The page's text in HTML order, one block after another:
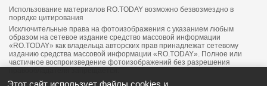
Использование материалов RO.TODAY возможно безвозмездно в
порядке цитирования
Исключительные права на фотоизображения с указанием любым
образом на сетевое издание средство массовой информации
«RO.TODAY» как владельца авторских прав принадлежат сетевому
изданию средства массовой информации «RO.TODAY». Полное или
частичное воспроизведение фотоизображений без разрешения
Этот сайт использует файлы cookies и